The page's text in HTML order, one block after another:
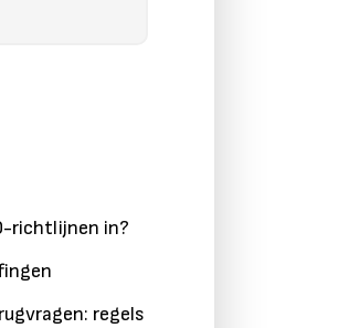
richtlijnen in?
regels